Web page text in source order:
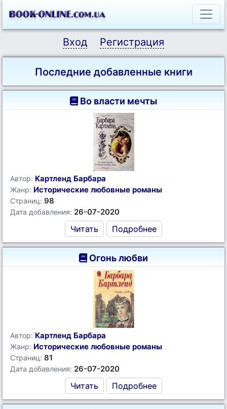
Вход Регистрация
Последние добавленные книги
Во власти мечты
Автор: Картленд Барбара
Жанр: Исторические любовные романы
Страниц: 98
Дата добавления: 26-07-2020
Читать Подробнее
Огонь любви
Автор: Картленд Барбара
Жанр: Исторические любовные романы
Страниц: 81
Дата добавления: 26-07-2020
Читать Подробнее